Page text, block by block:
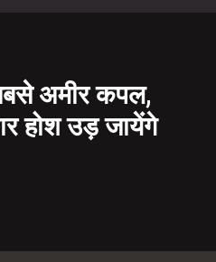
अमीर कपल,
होश उड़ जायेंगे